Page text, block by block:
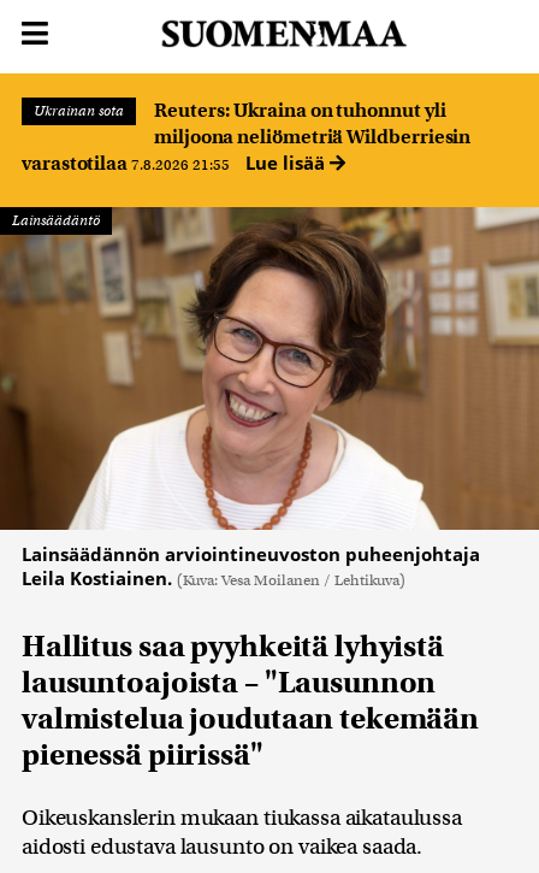
Ukrainan sota
Reuters: Ukraina on tuhonnut yli
miljoona neliömetriä Wildberriesin
varastotilaa 7.8.2026 21:55 Lue lisää
Lainsäädäntö
Lainsäädännön arviointineuvoston puheenjohtaja
Leila Kostiainen. (Kuva: Vesa Moilanen / Lehtikuva)
Hallitus saa pyyhkeitä lyhyistä
lausuntoajoista – "Lausunnon
valmistelua joudutaan tekemään
pienessä piirissä"
Oikeuskanslerin mukaan tiukassa aikataulussa
aidosti edustava lausunto on vaikea saada.